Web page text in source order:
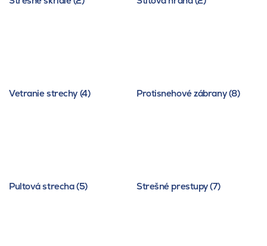
Vetranie strechy (4) Protisnehové zábrany (8)
Pultová strecha (5) Strešné prestupy (7)